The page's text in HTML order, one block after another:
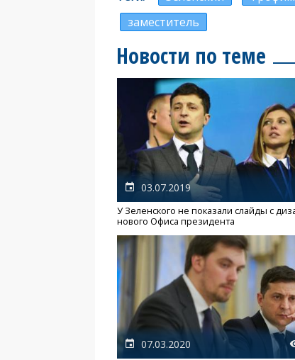
заместитель
Новости по теме
03.07.2019
У Зеленского не показали слайды с
нового Офиса президента
07.03.2020